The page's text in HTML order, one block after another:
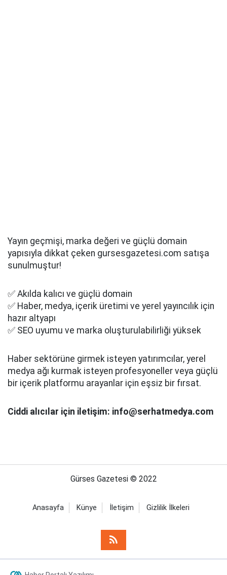
Yayın geçmişi, marka değeri ve güçlü domain
yapısıyla dikkat çeken gursesgazetesi.com satışa
sunulmuştur!
✅ Akılda kalıcı ve güçlü domain
✅ Haber, medya, içerik üretimi ve yerel yayıncılık için
hazır altyapı
✅ SEO uyumu ve marka oluşturulabilirliği yüksek
Haber sektörüne girmek isteyen yatırımcılar, yerel
medya ağı kurmak isteyen profesyoneller veya güçlü
bir içerik platformu arayanlar için eşsiz bir fırsat.
Ciddi alıcılar için iletişim: info@serhatmedya.com
Gürses Gazetesi © 2022
Anasayfa Künye İletişim Gizlilik İlkeleri